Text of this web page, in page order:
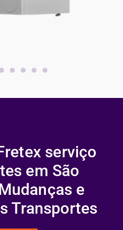
serviço
em São
e
Transportes